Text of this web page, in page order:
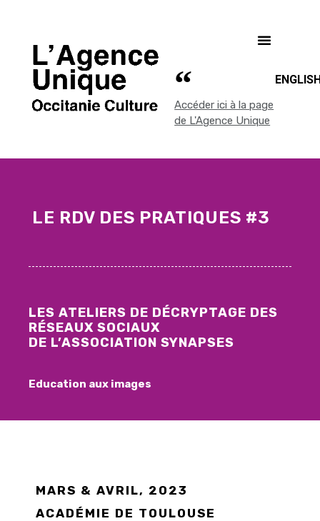
Accéder ici à la page
de L'Agence Unique
LE RDV DES PRATIQUES #3
LES ATELIERS DE DÉCRYPTAGE DES
RÉSEAUX SOCIAUX
DE L’ASSOCIATION SYNAPSES
Education aux images
MARS & AVRIL, 2023
ACADÉMIE DE TOULOUSE